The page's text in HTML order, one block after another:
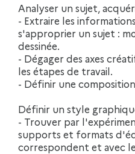
Analyser un sujet,
- Extraire les
s'approprier un sujet :
dessinée.
- Dégager des axes
les étapes de travail.
- Définir une
Définir un style
- Trouver par
supports et formats
correspondent et avec